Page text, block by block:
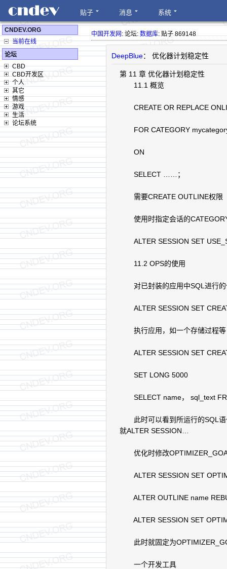
贴子 消息 系统
CNDEV.ORG
当前在线
论坛
CBD
CBD开发区
个人
其它
情感
游戏
生活
论坛系统
中国开发网: 论坛:数据库: 贴子 869148
DeepBlue： 优化器计划稳定性
第 11 章 优化器计划稳定性
11.1 概览
CREATE OR REPLACE
FOR CATEGORY
ON
SELECT ……；
需要CREATE OUTLINE权限
使用时指定会话的
ALTER SESSION SET
11.2 OPS的使用
对已封装的应用中SQL进行的
ALTER SESSION SET
执行应用，如一个存储过程等
ALTER SESSION SET
SET LONG 5000
SELECT name， sql_text
此时可以看到所运行的SQL语
就ALTER SESSION…
优化时修改
ALTER SESSION SET
ALTER OUTLINE name
ALTER SESSION SET
此时就固定为
一个开发工具